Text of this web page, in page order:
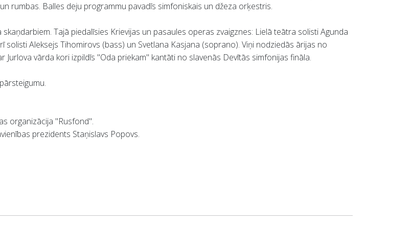
rumbas. Balles deju programmu pavadīs simfoniskais un džeza orķestris.
Tajā piedalīsies Krievijas un pasaules operas zvaigznes: Lielā teātra solisti Agunda
Aleksejs Tihomirovs (bass) un Svetlana Kasjana (soprano). Viņi nodziedās ārijas no
vārda kori izpildīs "Oda priekam" kantāti no slavenās Devītās simfonijas fināla.
organizācija "Rusfond".
prezidents Staņislavs Popovs.